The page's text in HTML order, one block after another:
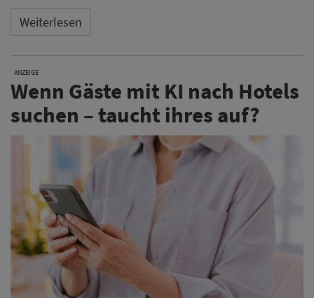
Weiterlesen
ANZEIGE
Wenn Gäste mit KI nach Hotels
suchen – taucht ihres auf?